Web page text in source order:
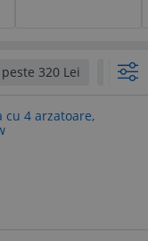
peste 320 Lei Zilan
cu 4 arzatoare,